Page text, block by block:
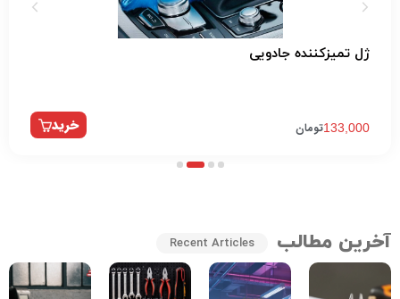
جادویی
1,300,000
آخرین مطالب Recent Articles